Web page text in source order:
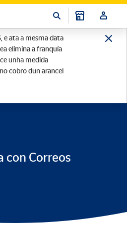
e ata a mesma data
elimina a franquía
unha medida
cobro dun arancel
con Correos